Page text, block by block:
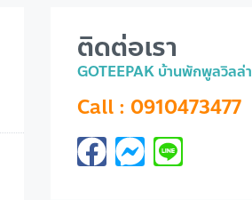
ติดต่อเรา
GOTEEPAK บ้านพักพูลวิลล่า
Call : 0910473477